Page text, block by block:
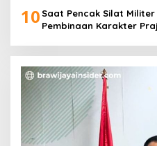
10 Saat Pencak Silat
Pembinaan Karakter